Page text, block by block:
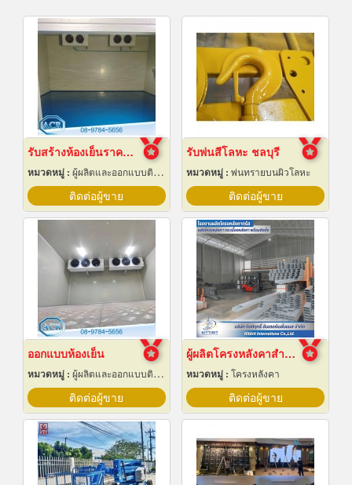
รับสร้างห้องเย็นราคาถูก
หมวดหมู่ : ผู้ผลิตและออกแบบติดตั้งห้องเย็น
ติดต่อผู้ขาย
รับพ่นสีโลหะ ชลบุรี
หมวดหมู่ : พ่นทรายบนผิวโลหะ
ติดต่อผู้ขาย
ออกแบบห้องเย็น
หมวดหมู่ : ผู้ผลิตและออกแบบติดตั้งห้องเย็น
ติดต่อผู้ขาย
ผู้ผลิตโครงหลังคาสำเร็จรูป
หมวดหมู่ : โครงหลังคา
ติดต่อผู้ขาย